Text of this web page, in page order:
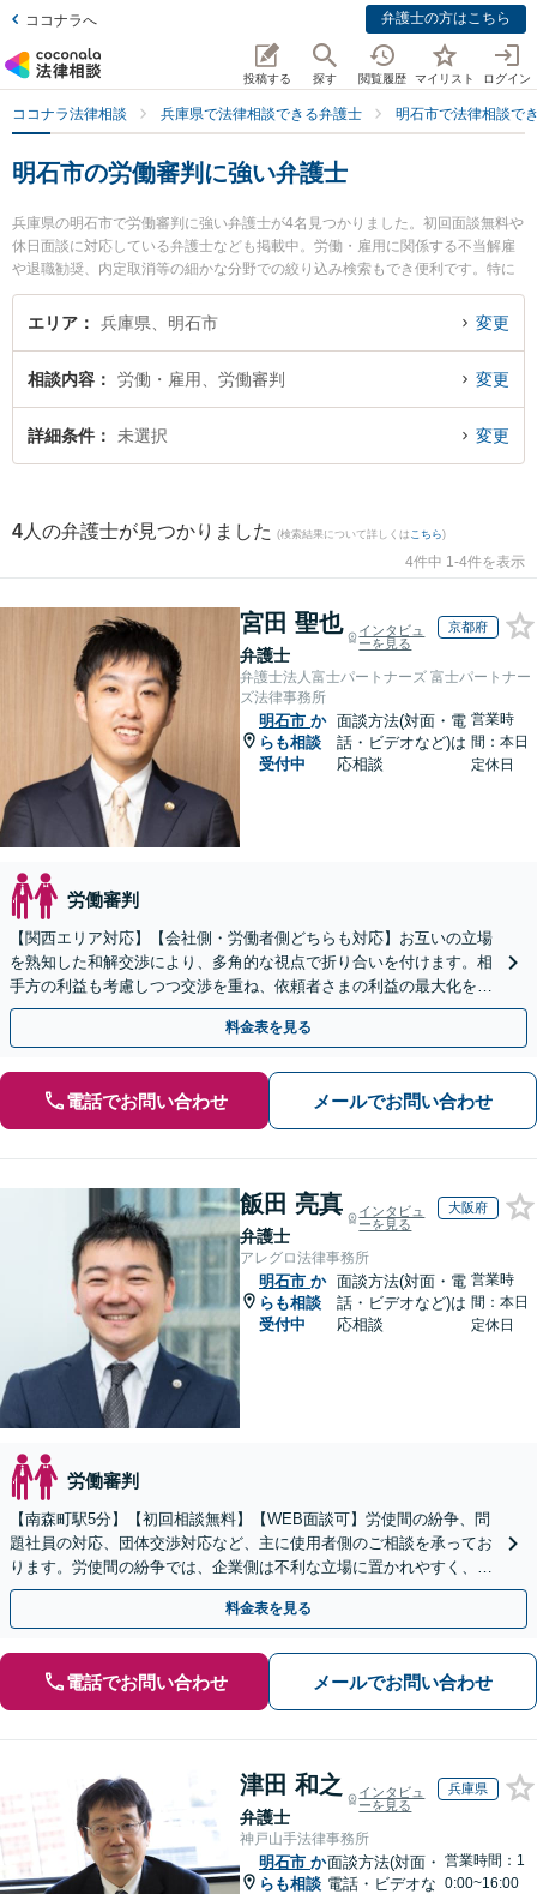
ココナラへ 弁護士の方はこちら
投稿する 探す 閲覧履歴 マイリスト ログイン
ココナラ法律相談 兵庫県で法律相談できる弁護士 明石市で法律相談で
明石市の労働審判に強い弁護士
兵庫県の明石市で労働審判に強い弁護士が4名見つかりました。初回面談無料や
休日面談に対応している弁護士なども掲載中。労働・雇用に関係する不当解雇
や退職勧奨、内定取消等の細かな分野での絞り込み検索もでき便利です。特に
弁護士法人筧法律事務所の髙田 南弁護士や戎みなとまち法律事務所の戎 卓一弁
護士、アイリス総合法律事務所の澁谷 尚子弁護士のプロフィール情報や弁護士
績豊富な近くの弁護士を検索したい』『初回相談無料で労働審判を法律相談で
きる明石市内の弁護士に相談予約したい』などでお困りの相談者さんにおすす
めです。
エリア 兵庫県、明石市 変更
相談内容 労働・雇用、労働審判 変更
詳細条件 未選択 変更
4 人の弁護士が見つかりました (検索結果について詳しくは こちら)
4件中 1-4件を表示
宮田 聖也
弁護士
インタビュ
ーを見る
京都府
弁護士法人富士パートナーズ 富士パートナー
ズ法律事務所
明石市 か
らも相談
受付中
面談方法(対面・電
話・ビデオなど)は
応相談
営業時
間：本日
定休日
労働審判
【関西エリア対応】【会社側・労働者側どちらも対応】お互いの立場
を熟知した和解交渉により、多角的な視点で折り合いを付けます。相
手方の利益も考慮しつつ交渉を重ね、依頼者さまの利益の最大化を目
指す「不当解雇／労災の損害賠償請求／未払い残業代請求」
料金表を見る
電話でお問い合わせ メールでお問い合わせ
飯田 亮真
弁護士
インタビュ
ーを見る
大阪府
アレグロ法律事務所
明石市 か
らも相談
受付中
面談方法(対面・電
話・ビデオなど)は
応相談
営業時
間：本日
定休日
労働審判
【南森町駅5分】【初回相談無料】【WEB面談可】労使間の紛争、問
題社員の対応、団体交渉対応など、主に使用者側のご相談を承ってお
ります。労使間の紛争では、企業側は不利な立場に置かれやすく、適
切な対応が必要です。お早めに弁護士にご相談ください。
料金表を見る
電話でお問い合わせ メールでお問い合わせ
津田 和之
弁護士
インタビュ
ーを見る
兵庫県
神戸山手法律事務所
明石市 か
らも相談
面談方法(対面・
電話・ビデオな
営業時間：1
0:00~16:00